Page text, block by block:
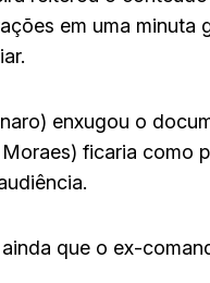
em uma
enxugou o
ficaria
que o ex-